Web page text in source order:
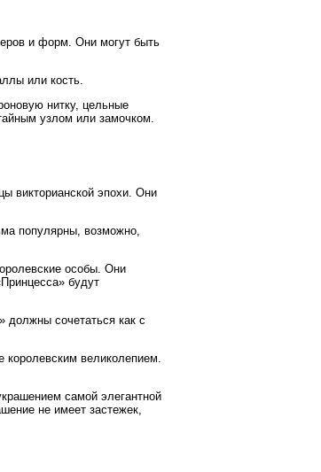
и форм. Они могут быть
или кость.
нитку, цельные
узлом или замочком.
викторианской эпохи. Они
популярны, возможно,
особы. Они
будут
должны сочетаться как с
королевским великолепием.
самой элегантной
не имеет застежек,